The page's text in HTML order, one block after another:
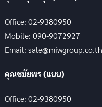
Office: 02-9380950
Mobile: 090-9072927
Email: sale@miwgroup.co.th
คุณชมัยพร (แนน)
Office: 02-9380950